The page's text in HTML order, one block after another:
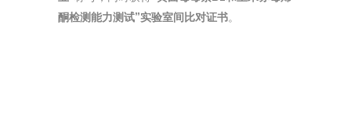
酮检测能力测试”实验室间比对证书。